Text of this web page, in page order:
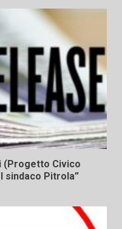
(Progetto Civico
sindaco Pitrola”